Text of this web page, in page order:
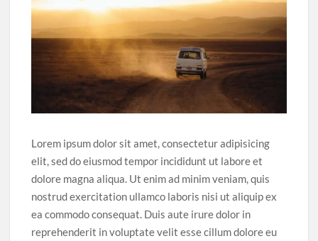
Lorem ipsum dolor sit amet, consectetur adipisicing
elit, sed do eiusmod tempor incididunt ut labore et
dolore magna aliqua. Ut enim ad minim veniam, quis
nostrud exercitation ullamco laboris nisi ut aliquip ex
ea commodo consequat. Duis aute irure dolor in
reprehenderit in voluptate velit esse cillum dolore eu